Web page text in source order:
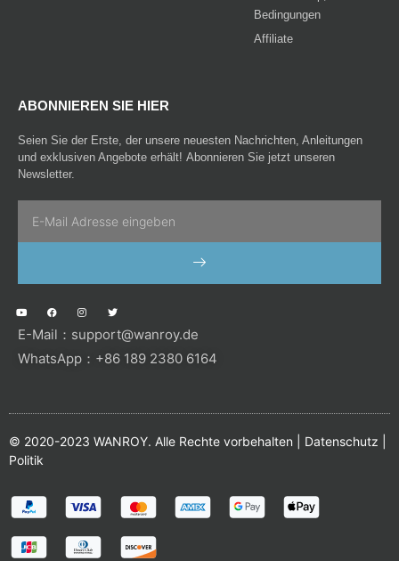
Bedingungen
Affiliate
ABONNIEREN SIE HIER
Seien Sie der Erste, der unsere neuesten Nachrichten, Anleitungen
und exklusiven Angebote erhält! Abonnieren Sie jetzt unseren
Newsletter.
SENDEN
Y
o
t
b
e
F
a
e
o
o
I
n
t
g
r
T
w
t
e
r
E-Mail： support@wanroy.de
WhatsApp：+86 189 2380 6164
© 2020-2023 WANROY. Alle Rechte vorbehalten | Datenschutz
Politik